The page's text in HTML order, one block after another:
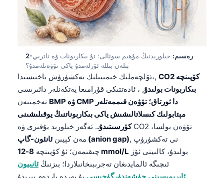
2-رەسىم: خىلورىدنىڭ مۇھىم سوئالى: ئۇ بىكاربونات ۋە ناترىي
بىلەن بىللە ئۆرلەمدۇ ياكى تۆۋەنلەمدۇ؟
ئۆلچەملىك خىمىيىلىك تەكشۈرۈش تاختىسىدا،, CO2 كۆپىنچە
بىكاربونات بولىدۇ, ، ئادەتتىكى قۇرامىغا يەتكەنلەر دائىرىسى
BMP ۋە CMP دا ئورتاق؛ تۆۋەن قىممەتلەر
مېتابولىك كىسلاتالىشىش ياكى بىكاربوناتنىڭ يوقىلىشىنى
كۆرسىتىدۇ.. ئەگەر خىلورىد يۇقىرى ۋە CO2 تۆۋەن بولسا،
مەن كېيىن ئانئون-گاپ (anion gap), نى تەكشۈرۈپ
چىقىمەن؛ ئۇ كۆپىنچە8-12 mmol/L
ئىچىگە ئالمايدىغان تەجرىبىخانىلاردا؛ بىزنىڭ ئانىيون